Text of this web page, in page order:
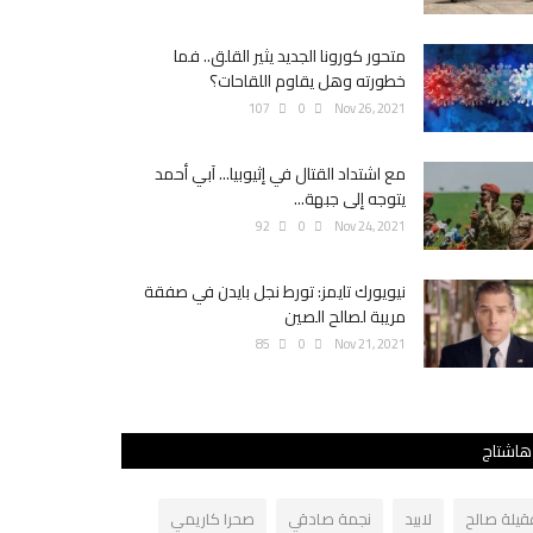
متحور كورونا الجديد يثير القلق.. فما
خطورته وهل يقاوم اللقاحات؟
Nov 26, 2021
0
107
مع اشتداد القتال في إثيوبيا... آبي أحمد
يتوجه إلى جبهة...
Nov 24, 2021
0
92
نيويورك تايمز: تورط نجل بايدن في صفقة
مريبة لصالح الصين
Nov 21, 2021
0
85
هاشتاج
صالح لابيد نجمة صادقي صحرا كاريمي